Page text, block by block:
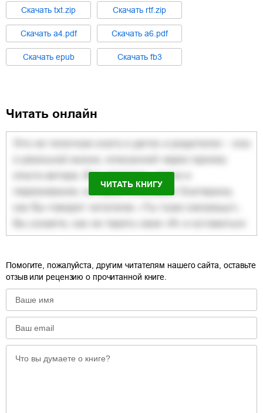
Cкачать txt.zip Cкачать rtf.zip
Cкачать a4.pdf Cкачать a6.pdf
Cкачать epub Cкачать fb3
Читать онлайн
ЧИТАТЬ КНИГУ
Помогите, пожалуйста, другим читателям нашего сайта, оставьте
отзыв или рецензию о прочитанной книге.